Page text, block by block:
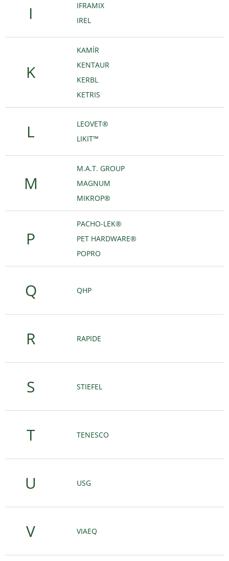
I
IFRAMIX
IREL
K
KAMÍR
KENTAUR
KERBL
KETRIS
L
LEOVET®
LIKIT™
M
M.A.T. GROUP
MAGNUM
MIKROP®
P
PACHO-LEK®
PET HARDWARE®
POPRO
Q QHP
R RAPIDE
S STIEFEL
T TENESCO
U USG
V VIAEQ